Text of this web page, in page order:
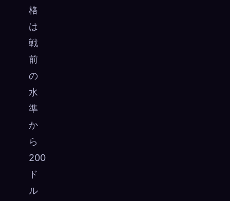
格
は
戦
前
の
水
準
か
ら
200
ド
ル